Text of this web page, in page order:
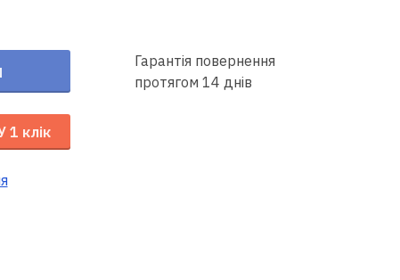
1 клік
Гарантія повернення
протягом 14 днів